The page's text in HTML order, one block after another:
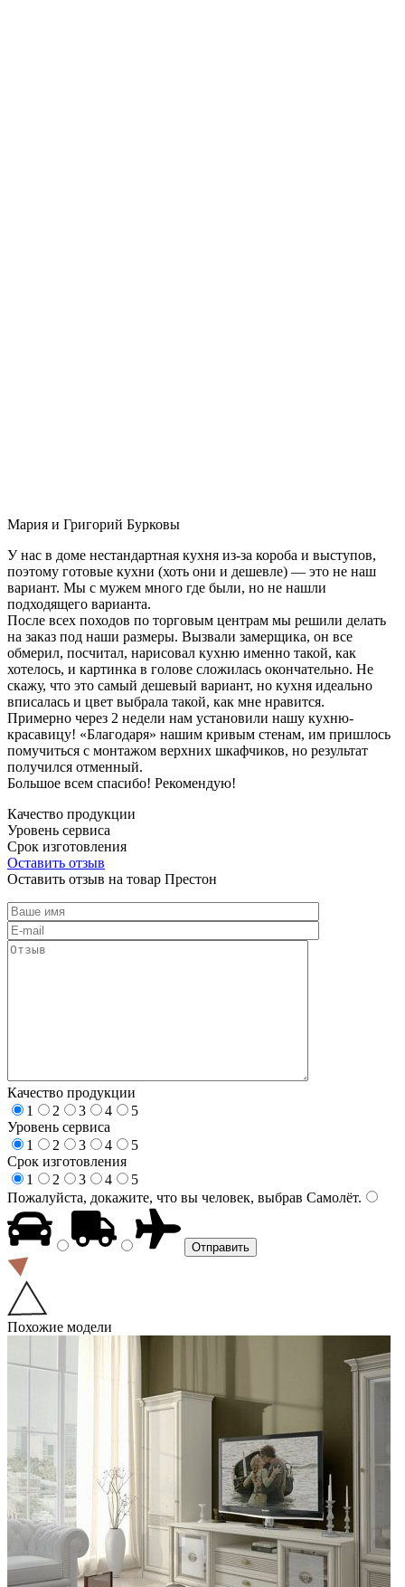
Мария и Григорий Бурковы
У нас в доме нестандартная кухня из-за короба и выступов,
поэтому готовые кухни (хоть они и дешевле) — это не наш
вариант. Мы с мужем много где были, но не нашли
подходящего варианта.
После всех походов по торговым центрам мы решили делать
на заказ под наши размеры. Вызвали замерщика, он все
обмерил, посчитал, нарисовал кухню именно такой, как
хотелось, и картинка в голове сложилась окончательно. Не
скажу, что это самый дешевый вариант, но кухня идеально
вписалась и цвет выбрала такой, как мне нравится.
Примерно через 2 недели нам установили нашу кухню-
красавицу! «Благодаря» нашим кривым стенам, им пришлось
помучиться с монтажом верхних шкафчиков, но результат
получился отменный.
Большое всем спасибо! Рекомендую!
Качество продукции
Уровень сервиса
Срок изготовления
Оставить отзыв
Оставить отзыв на товар Престон
Качество продукции
1
2 3 4
5
Уровень сервиса
1
2 3 4
5
Срок изготовления
1
2 3 4
5
Пожалуйста, докажите, что вы человек, выбрав Самолёт.
Похожие модели